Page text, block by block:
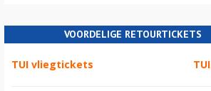
VOORDELIGE RETOURTICKETS
TUI vliegtickets TUI